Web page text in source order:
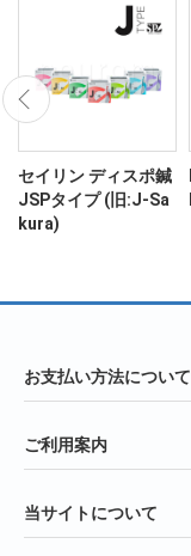
セイリン ディスポ鍼
JSPタイプ (旧:J-Sa
kura)
お支払い方法について
ご利用案内
当サイトについて